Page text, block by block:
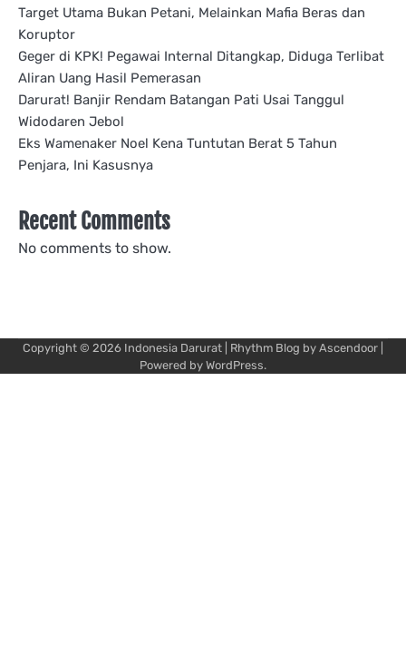
Target Utama Bukan Petani, Melainkan Mafia Beras dan
Koruptor
Geger di KPK! Pegawai Internal Ditangkap, Diduga Terlibat
Aliran Uang Hasil Pemerasan
Darurat! Banjir Rendam Batangan Pati Usai Tanggul
Widodaren Jebol
Eks Wamenaker Noel Kena Tuntutan Berat 5 Tahun
Penjara, Ini Kasusnya
Recent Comments
No comments to show.
Copyright © 2026 Indonesia Darurat | Rhythm Blog by Ascendoor
Powered by WordPress.